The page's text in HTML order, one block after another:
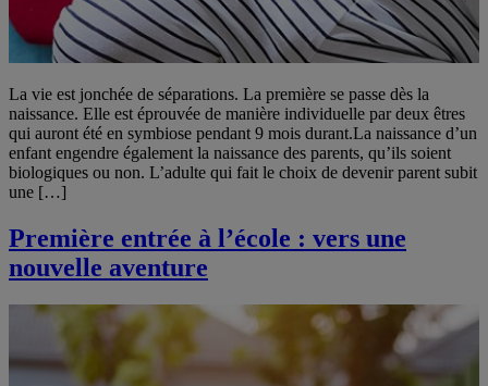
La vie est jonchée de séparations. La première se passe dès la
naissance. Elle est éprouvée de manière individuelle par deux êtres
qui auront été en symbiose pendant 9 mois durant.La naissance d’un
enfant engendre également la naissance des parents, qu’ils soient
biologiques ou non. L’adulte qui fait le choix de devenir parent subit
une […]
Première entrée à l’école : vers une
nouvelle aventure